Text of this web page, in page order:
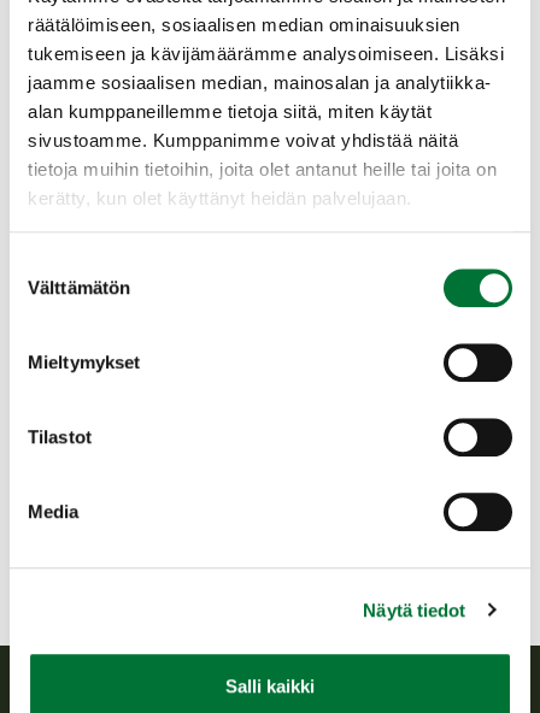
räätälöimiseen, sosiaalisen median ominaisuuksien
tukemiseen ja kävijämäärämme analysoimiseen. Lisäksi
jaamme sosiaalisen median, mainosalan ja analytiikka-
alan kumppaneillemme tietoja siitä, miten käytät
sivustoamme. Kumppanimme voivat yhdistää näitä
tietoja muihin tietoihin, joita olet antanut heille tai joita on
kerätty, kun olet käyttänyt heidän palvelujaan.
valinta
Välttämätön
Mieltymykset
Tilastot
Media
Näytä tiedot
Salli kaikki
Laskutusosoite(Pakollinen)